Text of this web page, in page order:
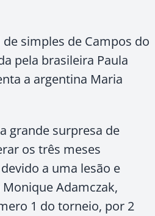
simples de Campos do
pela brasileira Paula
a argentina Maria
grande surpresa de
os três meses
a uma lesão e
Adamczak,
1 do torneio, por 2